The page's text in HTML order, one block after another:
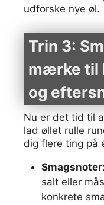
udforske nye øl.
Trin 3:
mærke til
og
Nu er det tid til
lad øllet rulle
dig flere ting på
Smagsnoter:
salt eller
konkrete